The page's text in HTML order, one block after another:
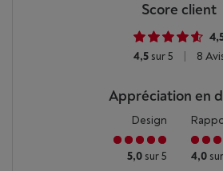
Score client
4,5sur 5 8
Appréciation en
Design
5,0 sur 5 4,0